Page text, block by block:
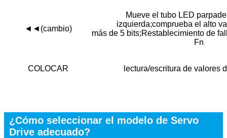
◄◄(cambio)
Mueve el tubo LED
izquierda;comprueba el alto
más de 5 bits;Restablecimiento de
Fn
COLOCAR lectura/escritura de valores
¿Cómo seleccionar el modelo de Servo
Drive adecuado?